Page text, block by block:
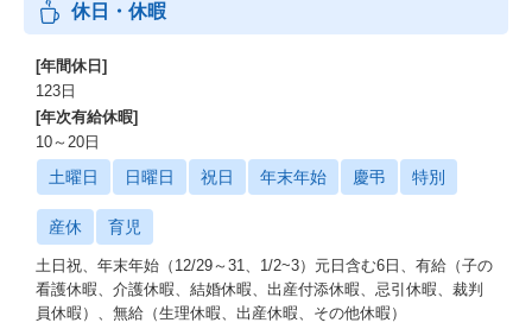
休日・休暇
[年間休日]
123日
[年次有給休暇]
10～20日
土曜日 日曜日 祝日 年末年始 慶弔 特別
産休 育児
土日祝、年末年始（12/29～31、1/2~3）元日含む6日、有給（子の
看護休暇、介護休暇、結婚休暇、出産付添休暇、忌引休暇、裁判
員休暇）、無給（生理休暇、出産休暇、その他休暇）